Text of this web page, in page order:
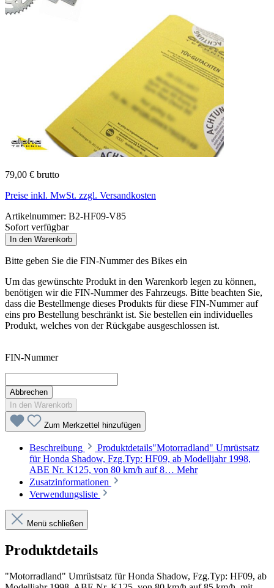
79,00 € brutto
Preise inkl. MwSt. zzgl. Versandkosten
Artikelnummer: B2-HF09-V85
Sofort verfügbar
In den Warenkorb
Bitte geben Sie die FIN-Nummer des Bikes ein
Um das gewünschte Produkt in den Warenkorb legen zu können,
benötigen wir die FIN-Nummer des Fahrzeugs. Bitte beachten Sie,
dass die Bestellmenge dieses Produkts für diese FIN-Nummer auf
eins pro Bestellung beschränkt ist. Sie bestellen ein individuelles
Produkt, welches von der Rückgabe ausgeschlossen ist.
FIN-Nummer
Abbrechen
In den Warenkorb
Zum Merkzettel hinzufügen
Beschreibung
Produktdetails"Motorradland" Umrüstsatz
für Honda Shadow, Fzg.Typ: HF09, ab Modelljahr 1998,
ABE Nr. K125, von 80 km/h auf 8… Mehr
Zusatzinformationen
Verwendungsliste
Menü schließen
Produktdetails
"Motorradland" Umrüstsatz für Honda Shadow, Fzg.Typ: HF09, ab